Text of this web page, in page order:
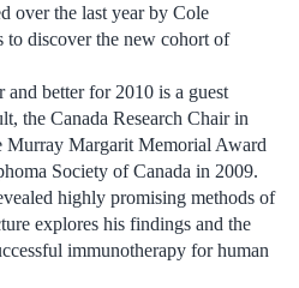
over the last year by Cole
to discover the new cohort of
better for 2010 is a guest
the Canada Research Chair in
Murray Margarit Memorial Award
Society of Canada in 2009.
highly promising methods of
explores his findings and the
immunotherapy for human